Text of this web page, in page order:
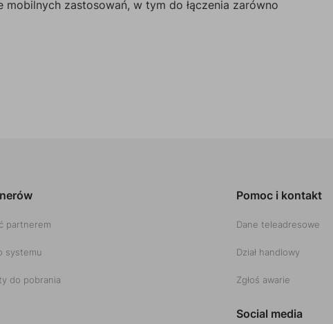
zastosowań, w tym do łączenia zarówno
partnerem
systemu
do pobrania
Pomoc i kontakt
Dane teleadresowe
Dział handlowy
Zgłoś awarie
Social media